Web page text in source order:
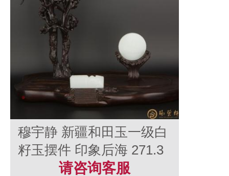
穆宇静 新疆和田玉一级白
籽玉摆件 印象后海 271.3
请咨询客服